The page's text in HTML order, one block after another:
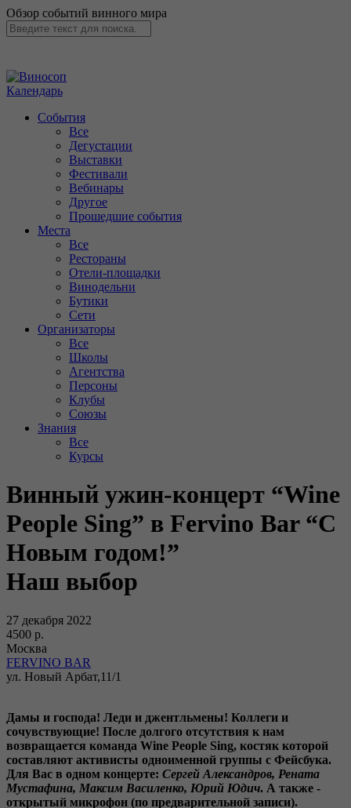
Обзор событий винного мира
Календарь
События
Все
Дегустации
Выставки
Фестивали
Вебинары
Другое
Прошедшие события
Места
Все
Рестораны
Отели-площадки
Винодельни
Бутики
Сети
Организаторы
Все
Школы
Агентства
Персоны
Клубы
Союзы
Знания
Все
Курсы
Винный ужин-концерт “Wine
People Sing” в Fervino Bar “С
Новым годом!”
Наш выбор
27 декабря 2022
4500 р.
Москва
FERVINO BAR
ул. Новый Арбат,11/1
Дамы и господа! Леди и джентльмены! Коллеги и
сочувствующие! После долгого отсутствия к нам
возвращается команда Wine People Sing, костяк которой
составляют активисты одноименной группы с Фейсбука.
Для Вас в одном концерте: Сергей Александров, Рената
Мустафина, Максим Василенко, Юрий Юдич. А также -
открытый микрофон (по предварительной записи).